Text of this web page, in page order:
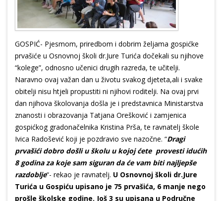
GOSPIĆ- Pjesmom, priredbom i dobrim željama gospićke
prvašiće u Osnovnoj školi dr.Jure Turića dočekali su njihove
“kolege”, odnosno učenici drugih razreda, te učitelji.
Naravno ovaj važan dan u životu svakog djeteta,ali i svake
obitelji nisu htjeli propustiti ni njihovi roditelji. Na ovaj prvi
dan njihova školovanja došla je i predstavnica Ministarstva
znanosti i obrazovanja Tatjana Orešković i zamjenica
gospićkog gradonačelnika Kristina Prša, te ravnatelj škole
Ivica Radošević koji je pozdravio sve nazočne. “Dragi
prvašići dobro došli u školu u kojoj ćete provesti idućih
8 godina za koje sam siguran da će vam biti najljepše
razdoblje“- rekao je ravnatelj. U Osnovnoj školi dr.Jure
Turića u Gospiću upisano je 75 prvašića, 6 manje nego
prošle školske godine. Još 3 su upisana u Područne